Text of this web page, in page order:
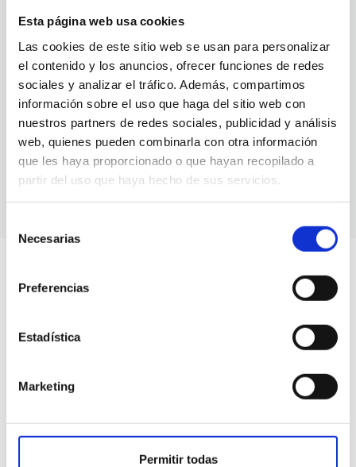
Esta página web usa cookies
Las cookies de este sitio web se usan para personalizar
el contenido y los anuncios, ofrecer funciones de redes
sociales y analizar el tráfico. Además, compartimos
información sobre el uso que haga del sitio web con
nuestros partners de redes sociales, publicidad y análisis
web, quienes pueden combinarla con otra información
que les haya proporcionado o que hayan recopilado a
partir del uso que haya hecho de sus servicios.
Necesarias
Preferencias
Estadística
Marketing
Permitir todas
urbanización y canalizaciones.
Contamos con planta de hormigón, planta de
machaqueo, canteras y planta de gestión de residuos
propia.
NUESTROS NÚMEROS
+ 30
Años de experiencia